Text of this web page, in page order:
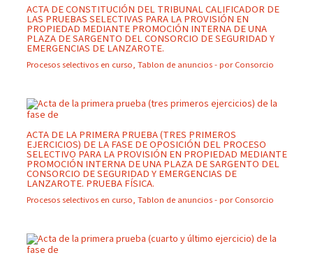
ACTA DE CONSTITUCIÓN DEL TRIBUNAL CALIFICADOR DE
LAS PRUEBAS SELECTIVAS PARA LA PROVISIÓN EN
PROPIEDAD MEDIANTE PROMOCIÓN INTERNA DE UNA
PLAZA DE SARGENTO DEL CONSORCIO DE SEGURIDAD Y
EMERGENCIAS DE LANZAROTE.
Procesos selectivos en curso, Tablon de anuncios- por Consorcio
ACTA DE LA PRIMERA PRUEBA (TRES PRIMEROS
EJERCICIOS) DE LA FASE DE OPOSICIÓN DEL PROCESO
SELECTIVO PARA LA PROVISIÓN EN PROPIEDAD MEDIANTE
PROMOCIÓN INTERNA DE UNA PLAZA DE SARGENTO DEL
CONSORCIO DE SEGURIDAD Y EMERGENCIAS DE
LANZAROTE. PRUEBA FÍSICA.
Procesos selectivos en curso, Tablon de anuncios- por Consorcio